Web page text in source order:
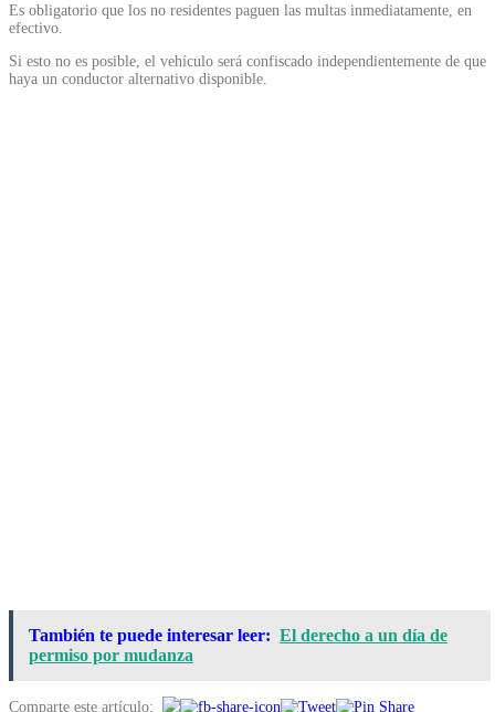
Es obligatorio que los no residentes paguen las multas inmediatamente, en
efectivo.
Si esto no es posible, el vehículo será confiscado independientemente de que
haya un conductor alternativo disponible.
También te puede interesar leer: El derecho a un día de
permiso por mudanza
Comparte este artículo: